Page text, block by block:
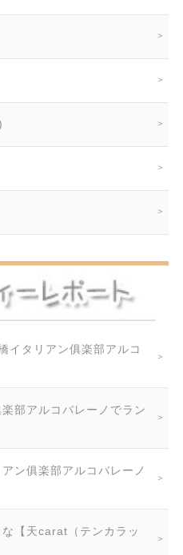
イタリアン俱楽部アルコ
部アルコバレーノでラン
ン俱楽部アルコバレーノ
【天carat（テンカラッ